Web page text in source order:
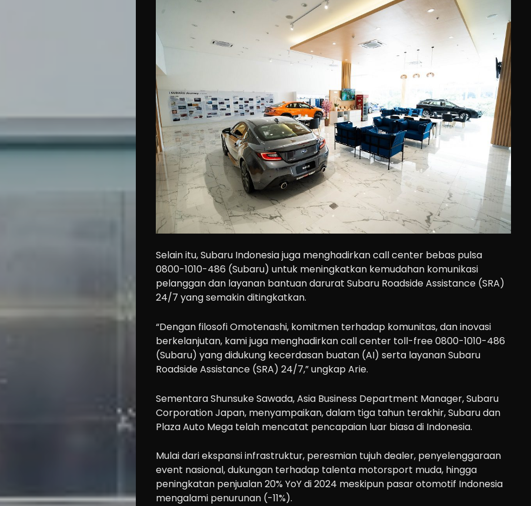
Selain itu, Subaru Indonesia juga menghadirkan call center bebas pulsa
0800-1010-486 (Subaru) untuk meningkatkan kemudahan komunikasi
pelanggan dan layanan bantuan darurat Subaru Roadside Assistance (SRA)
24/7 yang semakin ditingkatkan.
“Dengan filosofi Omotenashi, komitmen terhadap komunitas, dan inovasi
berkelanjutan, kami juga menghadirkan call center toll-free 0800-1010-486
(Subaru) yang didukung kecerdasan buatan (AI) serta layanan Subaru
Roadside Assistance (SRA) 24/7,” ungkap Arie.
Sementara Shunsuke Sawada, Asia Business Department Manager, Subaru
Corporation Japan, menyampaikan, dalam tiga tahun terakhir, Subaru dan
Plaza Auto Mega telah mencatat pencapaian luar biasa di Indonesia.
Mulai dari ekspansi infrastruktur, peresmian tujuh dealer, penyelenggaraan
event nasional, dukungan terhadap talenta motorsport muda, hingga
peningkatan penjualan 20% YoY di 2024 meskipun pasar otomotif Indonesia
mengalami penurunan (-11%).